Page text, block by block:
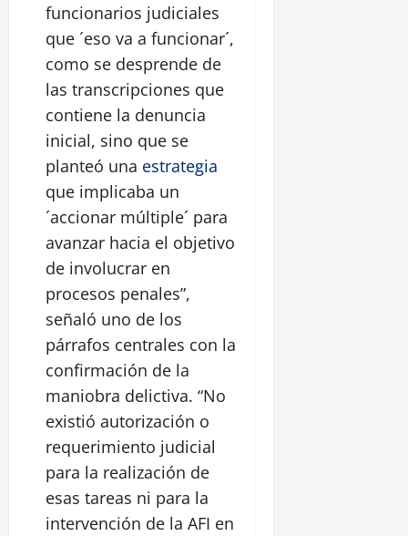
funcionarios judiciales
que ´eso va a funcionar´,
como se desprende de
las transcripciones que
contiene la denuncia
inicial, sino que se
planteó una estrategia
que implicaba un
´accionar múltiple´ para
avanzar hacia el objetivo
de involucrar en
procesos penales”,
señaló uno de los
párrafos centrales con la
confirmación de la
maniobra delictiva. “No
existió autorización o
requerimiento judicial
para la realización de
esas tareas ni para la
intervención de la AFI en